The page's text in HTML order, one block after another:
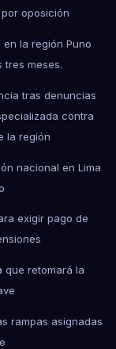
oposición
en la región Puno
tres meses.
tras denuncias
contra
la región
nacional en Lima
exigir pago de
que retomará la
rampas asignadas